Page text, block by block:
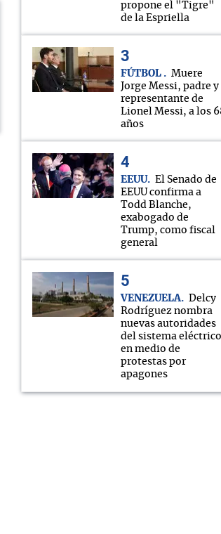
propone el "Tigre"
de la Espriella
FÚTBOL
Muere
Jorge Messi, padre y
representante de
Lionel Messi, a los
años
EEUU
El Senado de
EEUU confirma a
Todd Blanche,
exabogado de
Trump, como fiscal
general
VENEZUELA
Delcy
Rodríguez nombra
nuevas autoridades
del sistema eléctrico
en medio de
protestas por
apagones